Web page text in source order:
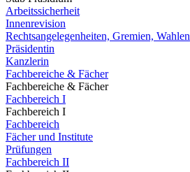
Arbeitssicherheit
Innenrevision
Rechtsangelegenheiten, Gremien, Wahlen
Präsidentin
Kanzlerin
Fachbereiche & Fächer
Fachbereiche & Fächer
Fachbereich I
Fachbereich I
Fachbereich
Fächer und Institute
Prüfungen
Fachbereich II